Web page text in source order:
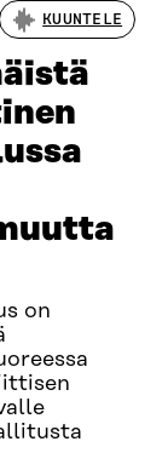
KUUNTELE
on